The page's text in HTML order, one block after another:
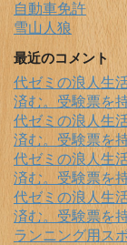
自動車免許
雪山人狼
最近のコメント
代ゼミの浪人生
済む。受験票を
代ゼミの浪人生
済む。受験票を
代ゼミの浪人生
済む。受験票を
代ゼミの浪人生
済む。受験票を
ランニング用ス